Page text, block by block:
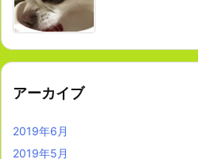
アーカイブ
2019年6月
2019年5月